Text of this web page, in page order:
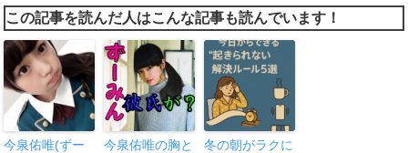
この記事を読んだ人はこんな記事も読んでいます！
今泉佑唯(ずー
今泉佑唯の胸と
冬の朝がラクに